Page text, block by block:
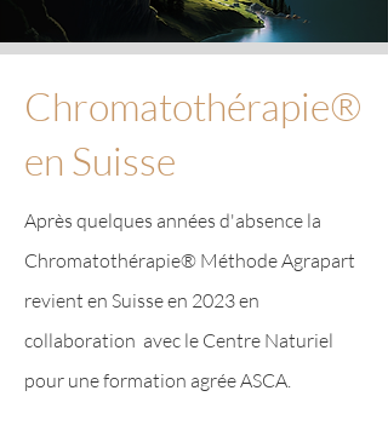
Chromatothérapie®
en Suisse
Après quelques années d'absence la
Chromatothérapie® Méthode Agrapart
revient en Suisse en 2023 en
collaboration avec le Centre Naturiel
pour une formation agrée ASCA.